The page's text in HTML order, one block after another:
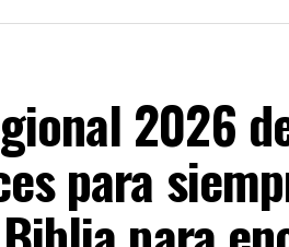
2026
para